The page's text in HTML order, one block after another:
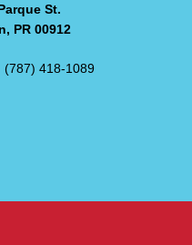
St.
PR 00912
(787) 418-1089